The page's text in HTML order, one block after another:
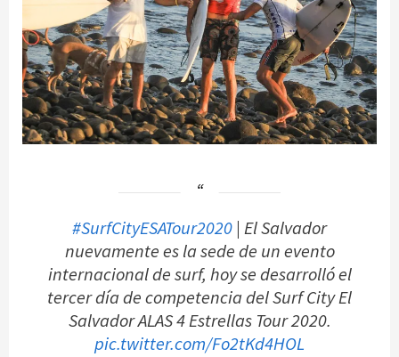
#SurfCityESATour2020 | El Salvador
nuevamente es la sede de un evento
internacional de surf, hoy se desarrolló el
tercer día de competencia del Surf City El
Salvador ALAS 4 Estrellas Tour 2020.
pic.twitter.com/Fo2tKd4HOL